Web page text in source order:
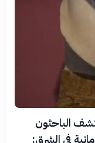
الباحثون
في الشرق: